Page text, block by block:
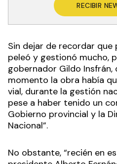
RECIBIR
Sin dejar de recordar que
peleó y gestionó mucho,
gobernador Gildo Insfrán,
momento la obra había
vial, durante la gestión
pese a haber tenido un
Gobierno provincial y la
Nacional”.
No obstante, “recién en